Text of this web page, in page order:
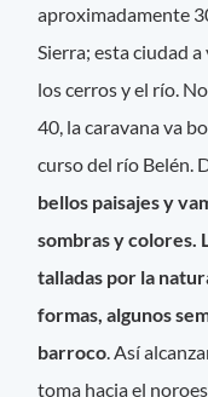
aproximadamente
Sierra; esta ciudad
los cerros y el río.
40, la caravana va
curso del río Belén.
bellos paisajes y
sombras y colores.
talladas por la
formas, algunos
barroco . Así
toma hacia el